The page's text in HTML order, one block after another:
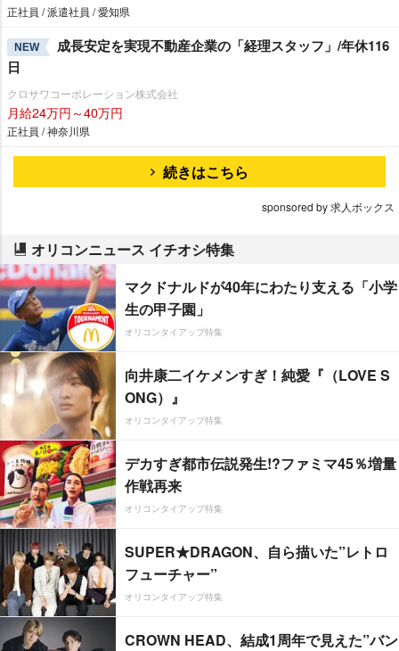
正社員 / 派遣社員 / 愛知県
NEW
成長安定を実現不動産企業の「経理スタッフ」/年休116
日
クロサワコーポレーション株式会社
月給24万円～40万円
正社員 / 神奈川県
続きはこちら
sponsored by 求人ボックス
オリコンニュース イチオシ特集
マクドナルドが40年にわたり支える「小学
生の甲子園」
オリコンタイアップ特集
向井康二イケメンすぎ！純愛『（LOVE S
ONG）』
オリコンタイアップ特集
デカすぎ都市伝説発生!?ファミマ45％増量
作戦再来
オリコンタイアップ特集
SUPER★DRAGON、自ら描いた”レトロ
フューチャー”
オリコンタイアップ特集
CROWN HEAD、結成1周年で見えた”バン